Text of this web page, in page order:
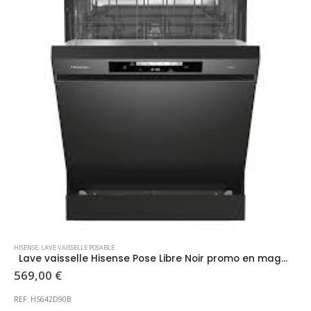
HISENSE, LAVE VAISSELLE POSABLE
Lave vaisselle Hisense Pose Libre Noir promo en magasin
569,00 €
REF: HS642D90B